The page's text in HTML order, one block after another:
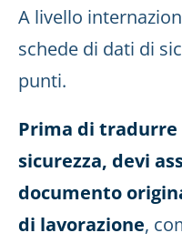
A livello
schede di dati di
punti.
Prima di tradurre
sicurezza, devi
documento
di lavorazione,